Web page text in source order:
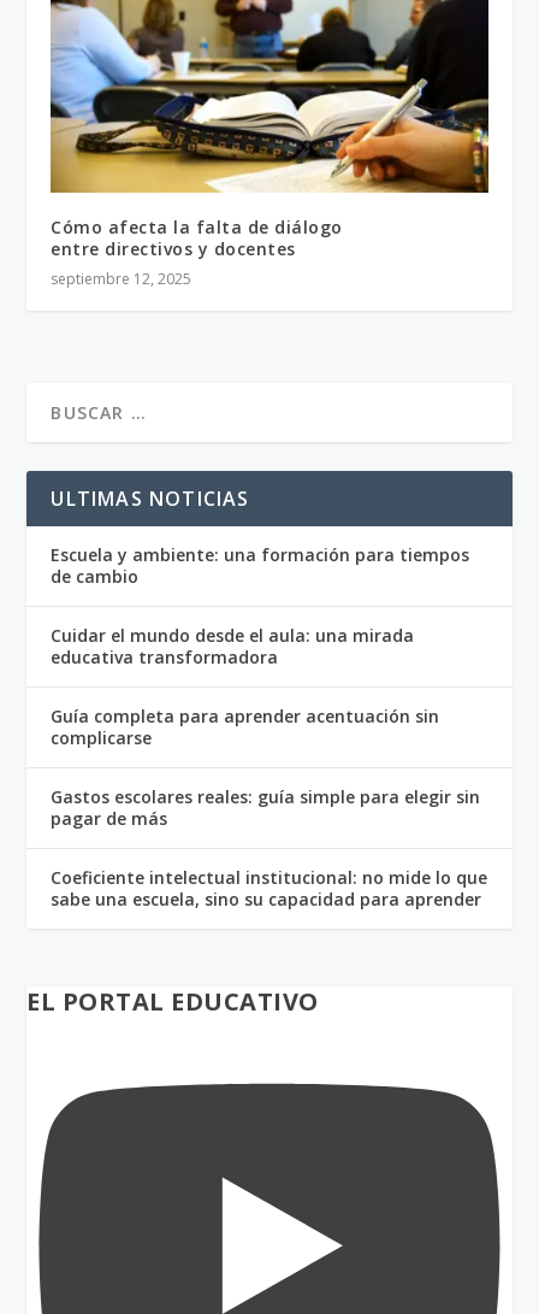
Cómo afecta la falta de diálogo
entre directivos y docentes
septiembre 12, 2025
ULTIMAS NOTICIAS
Escuela y ambiente: una formación para tiempos
de cambio
Cuidar el mundo desde el aula: una mirada
educativa transformadora
Guía completa para aprender acentuación sin
complicarse
Gastos escolares reales: guía simple para elegir sin
pagar de más
Coeficiente intelectual institucional: no mide lo que
sabe una escuela, sino su capacidad para aprender
EL PORTAL EDUCATIVO